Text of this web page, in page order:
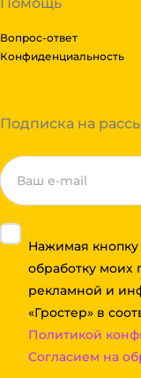
Вопрос-ответ
Конфиденциальность
Подписка на
Нажимая
обработку моих
рекламной и
«Гростер» в
Политикой
Согласием на